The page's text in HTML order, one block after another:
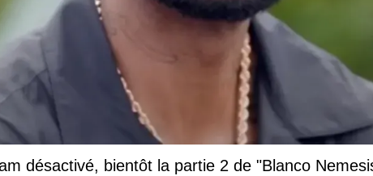
désactivé, bientôt la partie 2 de "Blanco